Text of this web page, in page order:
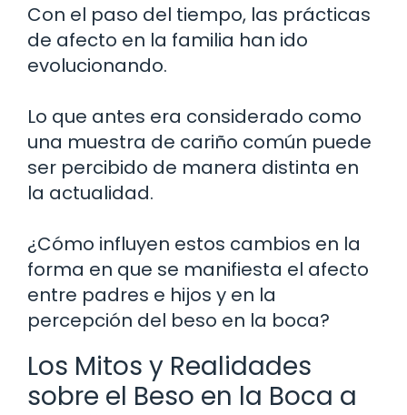
Con el paso del tiempo, las prácticas
de afecto en la familia han ido
evolucionando.
Lo que antes era considerado como
una muestra de cariño común puede
ser percibido de manera distinta en
la actualidad.
¿Cómo influyen estos cambios en la
forma en que se manifiesta el afecto
entre padres e hijos y en la
percepción del beso en la boca?
Los Mitos y Realidades
sobre el Beso en la Boca a